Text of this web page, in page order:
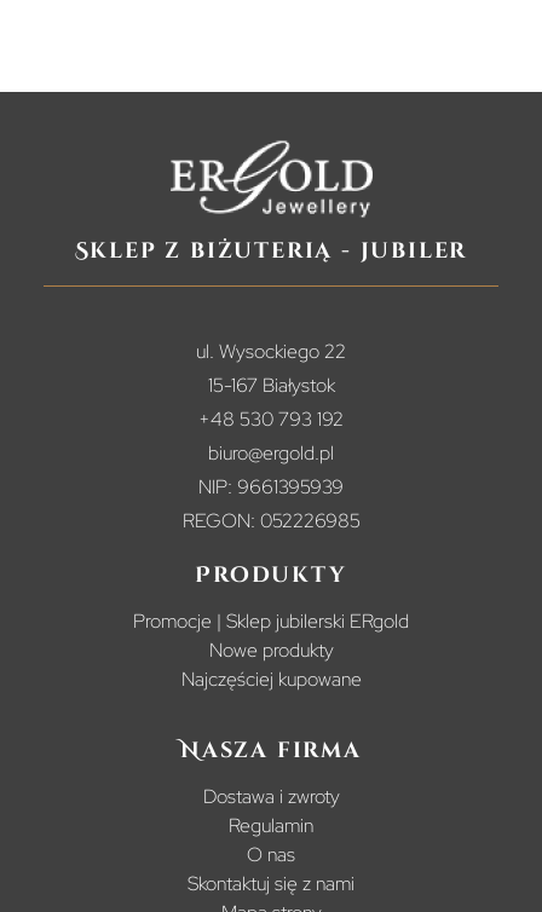
Sklep z biżuterią - jubiler
ul. Wysockiego 22
15-167 Białystok
+48 530 793 192
biuro@ergold.pl
NIP: 9661395939
REGON: 052226985
Produkty
Promocje | Sklep jubilerski ERgold
Nowe produkty
Najczęściej kupowane
Nasza firma
Dostawa i zwroty
Regulamin
O nas
Skontaktuj się z nami